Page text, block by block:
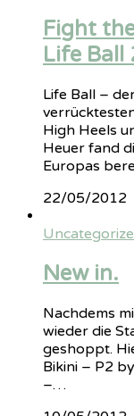
Fight
Life Ball
Life Ball –
High Heels
Heuer fand
Europas
22/05/2012
New in.
Nachdems
wieder die
geshoppt.
Bikini – P2
–…